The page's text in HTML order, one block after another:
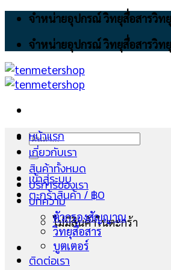
Skip
content
จำหน่ายอุปกรณ์ วิทยุสื่อสารวิท
จำหน่ายอุปกรณ์ วิทยุสื่อสารวิท
ค้นหา:
เข้าสู่ระบบ
ตะกร้าสินค้า /฿0
ไม่มีสินค้าในตะกร้า
หน้าแรก
เกี่ยวกับเรา
สินค้าทั้งหมด
บริการของเรา
บทความ
ตัวกรองสัญญาณ
วิทยุสื่อสาร
บูตเตอร์
ติดต่อเรา